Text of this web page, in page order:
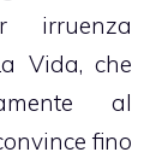
Vida, che
al
fino